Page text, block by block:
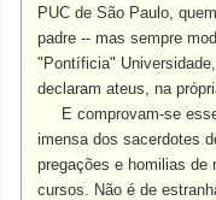
PUC de São Paulo,
padre -- mas sempre
"Pontíficia"
declaram ateus, na
E comprovam-se
imensa dos sacerdotes
pregações e homilias de
cursos. Não é de